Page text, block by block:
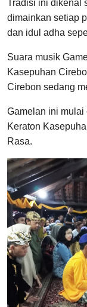
Tradisi ini
dimainkan setiap
dan idul adha
Suara musik
Kasepuhan
Cirebon sedang
Gamelan ini mulai
Keraton
Rasa.